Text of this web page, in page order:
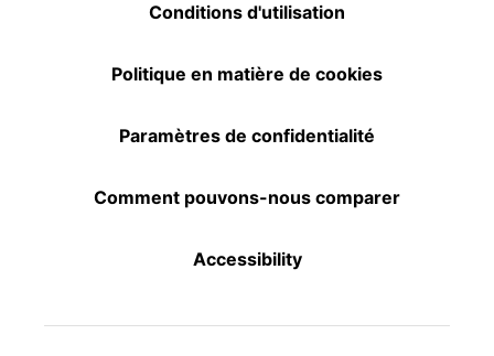
Conditions d'utilisation
Politique en matière de cookies
Paramètres de confidentialité
Comment pouvons-nous comparer
Accessibility